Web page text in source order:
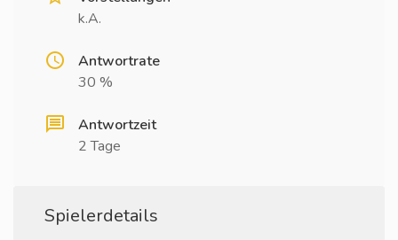
k.A.
Antwortrate
30 %
Antwortzeit
2 Tage
Spielerdetails